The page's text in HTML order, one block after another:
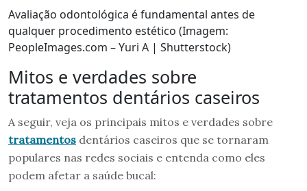
Avaliação odontológica é fundamental antes de
qualquer procedimento estético (Imagem:
PeopleImages.com – Yuri A | Shutterstock)
Mitos e verdades sobre
tratamentos dentários caseiros
A seguir, veja os principais mitos e verdades sobre
tratamentos dentários caseiros que se tornaram
populares nas redes sociais e entenda como eles
podem afetar a saúde bucal: